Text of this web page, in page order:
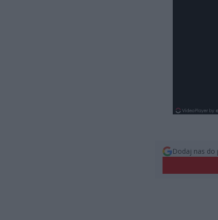
Dodaj nas do